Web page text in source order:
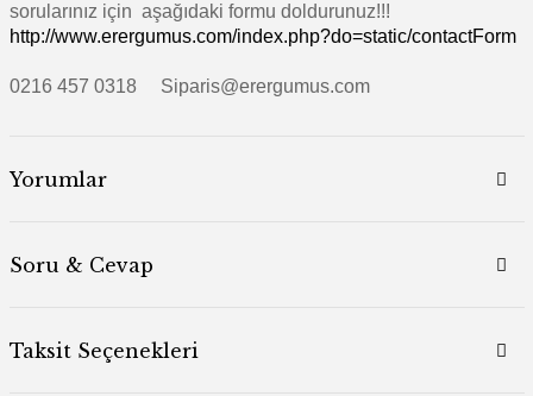
sorularınız için aşağıdaki formu doldurunuz!!!
http://www.erergumus.com/index.php?do=static/contactForm
0216 457 0318 Siparis@erergumus.com
Yorumlar
Soru & Cevap
Taksit Seçenekleri